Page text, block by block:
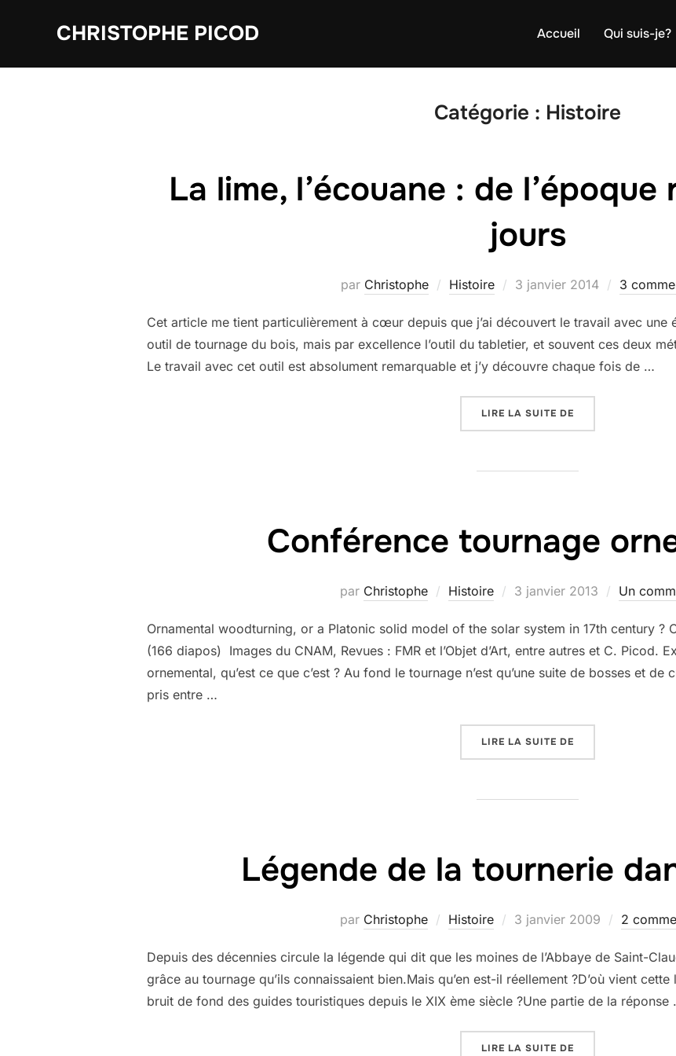
CHRISTOPHE PICOD Accueil Qui suis-je?
Catégorie : Histoire
La lime, l’écouane : de
jours
par Christophe Histoire
Publié
3 janvier 2014 3
Cet article me tient particulièrement à cœur depuis que j’ai découvert le travail avec une
outil de tournage du bois, mais par excellence l’outil du tabletier, et souvent ces deux
Le travail avec cet outil est absolument remarquable et j’y découvre chaque fois de …
LIRE LA SUITE DE
Conférence tournage
par Christophe Histoire
Publié
3 janvier 2013 Un
Ornamental woodturning, or a Platonic solid model of the solar system in 17th century ?
(166 diapos) Images du CNAM, Revues : FMR et l’Objet d’Art, entre autres et C. Picod.
ornemental, qu’est ce que c’est ? Au fond le tournage n’est qu’une suite de bosses et de
pris entre …
LIRE LA SUITE DE
Légende de la tournerie
par Christophe Histoire
Publié
3 janvier 2009 2
Depuis des décennies circule la légende qui dit que les moines de l’Abbaye de Saint-
grâce au tournage qu’ils connaissaient bien.Mais qu’en est-il réellement ?D’où vient
bruit de fond des guides touristiques depuis le XIX ème siècle ?Une partie de la réponse
LIRE LA SUITE DE